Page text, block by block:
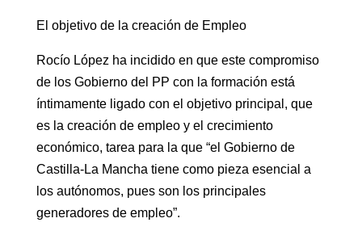
El objetivo de la creación de Empleo
Rocío López ha incidido en que este compromiso
de los Gobierno del PP con la formación está
íntimamente ligado con el objetivo principal, que
es la creación de empleo y el crecimiento
económico, tarea para la que “el Gobierno de
Castilla-La Mancha tiene como pieza esencial a
los autónomos, pues son los principales
generadores de empleo”.